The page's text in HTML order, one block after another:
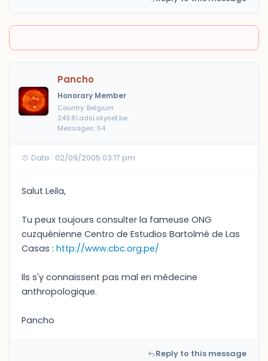
Pancho
Honorary Member
Country: Belgium
243.81.adsl.skynet.be
Messages: 54
Date : 02/09/2005 03:17 pm
Salut Leila,
Tu peux toujours consulter la fameuse ONG
cuzquénienne Centro de Estudios Bartolmé de Las
Casas : http://www.cbc.org.pe/
Ils s'y connaissent pas mal en médecine
anthropologique.
Pancho
Reply to this message